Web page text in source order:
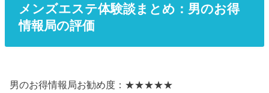
メンズエステ体験談まとめ：男のお得
情報局の評価
男のお得情報局お勧め度：★★★★★